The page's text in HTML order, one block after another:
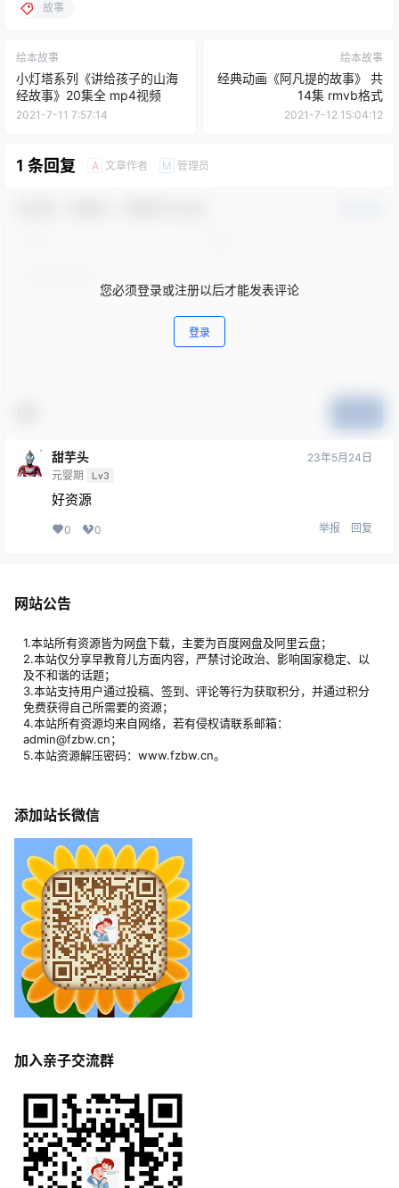
故事
绘本故事
小灯塔系列《讲给孩子的山海
经故事》20集全 mp4视频
2021-7-11 7:57:14
绘本故事
经典动画《阿凡提的故事》 共
14集 rmvb格式
2021-7-12 15:04:12
1 条回复 A 文章作者 M 管理员
您必须登录或注册以后才能发表评论
登录
甜芋头
元婴期 Lv3
23年5月24日
好资源
0 0 举报 回复
网站公告
1.本站所有资源皆为网盘下载，主要为百度网盘及阿里云盘；
2.本站仅分享早教育儿方面内容，严禁讨论政治、影响国家稳定、以
及不和谐的话题；
3.本站支持用户通过投稿、签到、评论等行为获取积分，并通过积分
免费获得自己所需要的资源；
4.本站所有资源均来自网络，若有侵权请联系邮箱：
admin@fzbw.cn；
5.本站资源解压密码：www.fzbw.cn。
添加站长微信
加入亲子交流群